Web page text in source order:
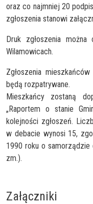
oraz co najmniej 20
zgłoszenia stanowi
Druk zgłoszenia
Wilamowicach.
Zgłoszenia
będą rozpatrywane.
Mieszkańcy zostaną
„Raportem o stanie
kolejności zgłoszeń.
w debacie wynosi 15,
1990 roku o
zm.).
Załączniki